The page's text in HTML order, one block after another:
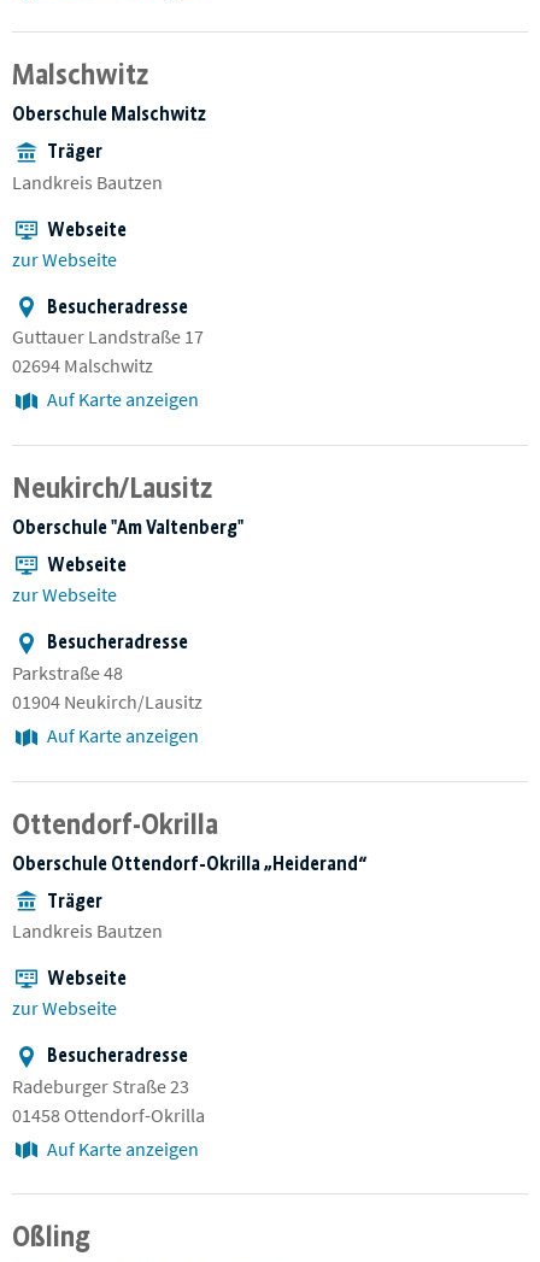
Malschwitz
Oberschule Malschwitz
Träger
Landkreis Bautzen
Webseite
zur Webseite
Besucheradresse
Guttauer Landstraße 17
02694 Malschwitz
Auf Karte anzeigen
Neukirch/Lausitz
Oberschule "Am Valtenberg"
Webseite
zur Webseite
Besucheradresse
Parkstraße 48
01904 Neukirch/Lausitz
Auf Karte anzeigen
Ottendorf-Okrilla
Oberschule Ottendorf-Okrilla „Heiderand“
Träger
Landkreis Bautzen
Webseite
zur Webseite
Besucheradresse
Radeburger Straße 23
01458 Ottendorf-Okrilla
Auf Karte anzeigen
Oßling